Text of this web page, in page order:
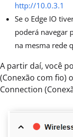
http://10.0.3.1
Se o Edge IO
poderá navegar
na mesma rede
A partir daí, você
(Conexão com fio)
Connection